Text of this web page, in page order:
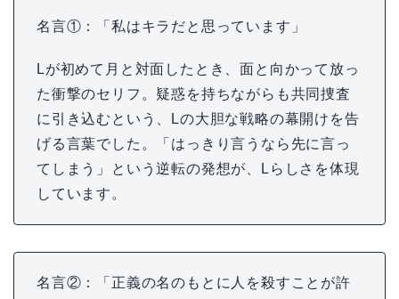
名言①：「私はキラだと思っています」
Lが初めて月と対面したとき、面と向かって放っ
た衝撃のセリフ。疑惑を持ちながらも共同捜査
に引き込むという、Lの大胆な戦略の幕開けを告
げる言葉でした。「はっきり言うなら先に言っ
てしまう」という逆転の発想が、Lらしさを体現
しています。
名言②：「正義の名のもとに人を殺すことが許